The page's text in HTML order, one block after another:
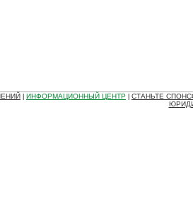
ИНФОРМАЦИОННЫЙ ЦЕНТР СТАНЬТЕ